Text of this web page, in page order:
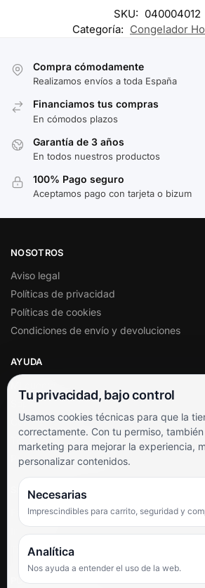
SKU: 040004012
Categoría: Congelador
Compra cómodamente
Realizamos envíos a toda España
Financiamos tus compras
En cómodos plazos
Garantía de 3 años
En todos nuestros productos
100% Pago seguro
Aceptamos pago con tarjeta o bizum
NOSOTROS
Aviso legal
Políticas de privacidad
Políticas de cookies
Condiciones de envío y devoluciones
AYUDA
Soporte al cliente
Contacto
Términos y condiciones
Preguntas frecuentes
SÍGUENOS
Facebook
TikTok
PUNTUACIÓN DE 4,6 SOBRE 5 EN
Tu privacidad, bajo control
Usamos cookies técnicas para que la
correctamente. Con tu permiso,
marketing para mejorar la experiencia,
personalizar contenidos.
Necesarias
Imprescindibles para carrito, seguridad y
Analítica
Nos ayuda a entender el uso de la web.